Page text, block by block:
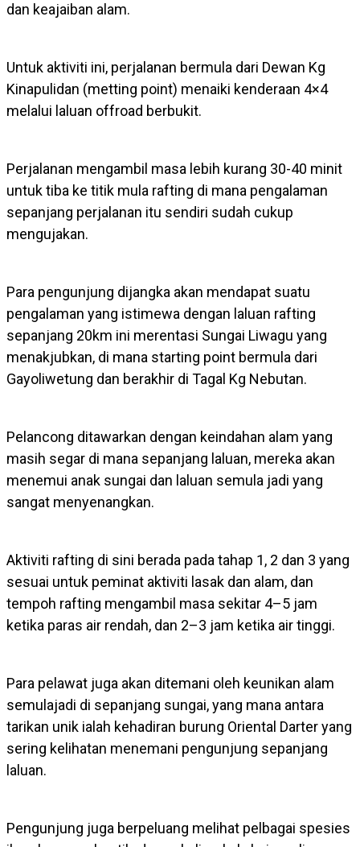
dan keajaiban alam.
Untuk aktiviti ini, perjalanan bermula dari Dewan Kg
Kinapulidan (metting point) menaiki kenderaan 4×4
melalui laluan offroad berbukit.
Perjalanan mengambil masa lebih kurang 30-40 minit
untuk tiba ke titik mula rafting di mana pengalaman
sepanjang perjalanan itu sendiri sudah cukup
mengujakan.
Para pengunjung dijangka akan mendapat suatu
pengalaman yang istimewa dengan laluan rafting
sepanjang 20km ini merentasi Sungai Liwagu yang
menakjubkan, di mana starting point bermula dari
Gayoliwetung dan berakhir di Tagal Kg Nebutan.
Pelancong ditawarkan dengan keindahan alam yang
masih segar di mana sepanjang laluan, mereka akan
menemui anak sungai dan laluan semula jadi yang
sangat menyenangkan.
Aktiviti rafting di sini berada pada tahap 1, 2 dan 3 yang
sesuai untuk peminat aktiviti lasak dan alam, dan
tempoh rafting mengambil masa sekitar 4–5 jam
ketika paras air rendah, dan 2–3 jam ketika air tinggi.
Para pelawat juga akan ditemani oleh keunikan alam
semulajadi di sepanjang sungai, yang mana antara
tarikan unik ialah kehadiran burung Oriental Darter yang
sering kelihatan menemani pengunjung sepanjang
laluan.
Pengunjung juga berpeluang melihat pelbagai spesies